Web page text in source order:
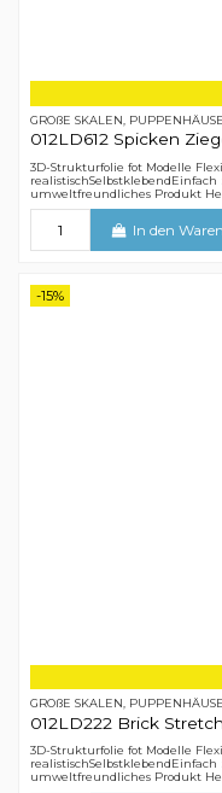
GROßE SKALEN,
012LD612 Spicken
3D-Strukturfolie fot Modelle
umweltfreundliches Produkt
In den
-15%
GROßE SKALEN,
012LD222 Brick
3D-Strukturfolie fot Modelle
umweltfreundliches Produkt